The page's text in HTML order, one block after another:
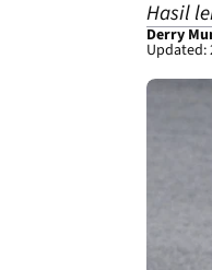
Hasil
Derry
Updated: